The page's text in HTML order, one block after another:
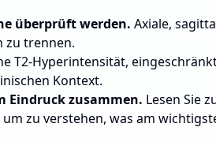
überprüft werden. Axiale,
zu trennen.
T2-Hyperintensität,
Kontext.
Eindruck zusammen. Lesen Sie
zu verstehen, was am